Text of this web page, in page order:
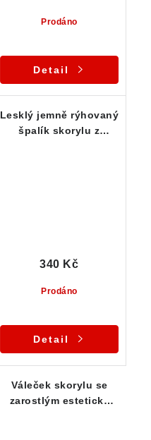
Prodáno
Detail
Lesklý jemně rýhovaný
špalík skorylu z
Prodáno
340 Kč
Detail
Váleček skorylu se
zarostlým esteticky